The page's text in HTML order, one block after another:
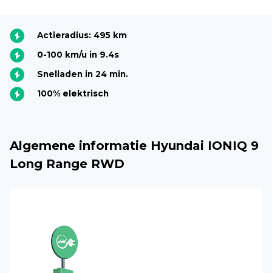
Actieradius: 495 km
0-100 km/u in 9.4s
Snelladen in 24 min.
100% elektrisch
Algemene informatie Hyundai IONIQ 9
Long Range RWD